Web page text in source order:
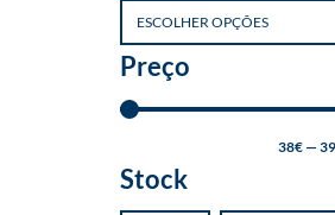
ESCOLHER OPÇÕES
Preço
38€—39
Stock